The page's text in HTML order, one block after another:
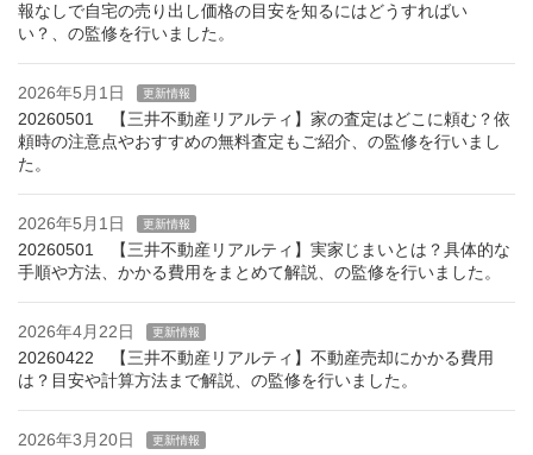
報なしで自宅の売り出し価格の目安を知るにはどうすればい
い？、の監修を行いました。
2026年5月1日 更新情報
20260501 【三井不動産リアルティ】家の査定はどこに頼む？依
頼時の注意点やおすすめの無料査定もご紹介、の監修を行いまし
た。
2026年5月1日 更新情報
20260501 【三井不動産リアルティ】実家じまいとは？具体的な
手順や方法、かかる費用をまとめて解説、の監修を行いました。
2026年4月22日 更新情報
20260422 【三井不動産リアルティ】不動産売却にかかる費用
は？目安や計算方法まで解説、の監修を行いました。
2026年3月20日 更新情報